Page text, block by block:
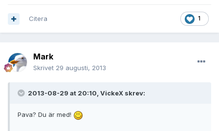
1
Citera
Mark
Skrivet 29 augusti, 2013
2013-08-29 at 20:10, VickeX skrev:
Pava? Du är med!